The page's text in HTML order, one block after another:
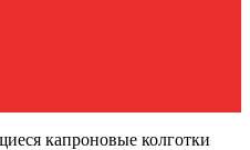
капроновые колготки